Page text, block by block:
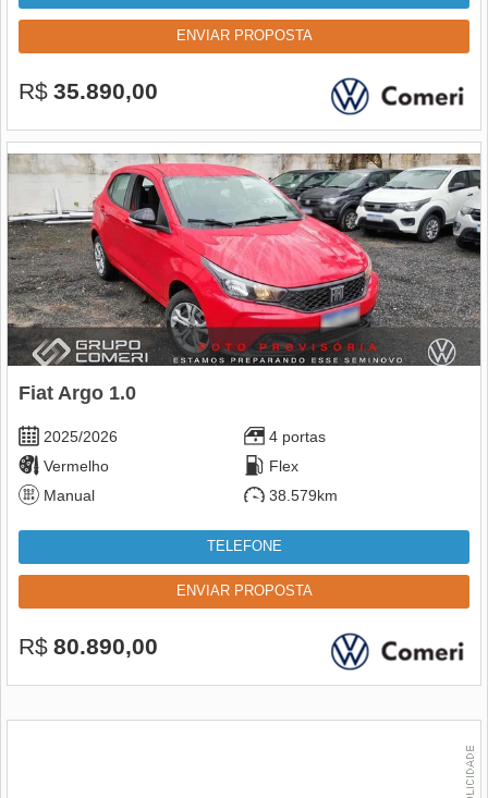
ENVIAR PROPOSTA
R$ 35.890,00
Fiat Argo 1.0
2025/2026
4 portas
Vermelho
Flex
Manual
38.579km
TELEFONE
ENVIAR PROPOSTA
R$ 80.890,00